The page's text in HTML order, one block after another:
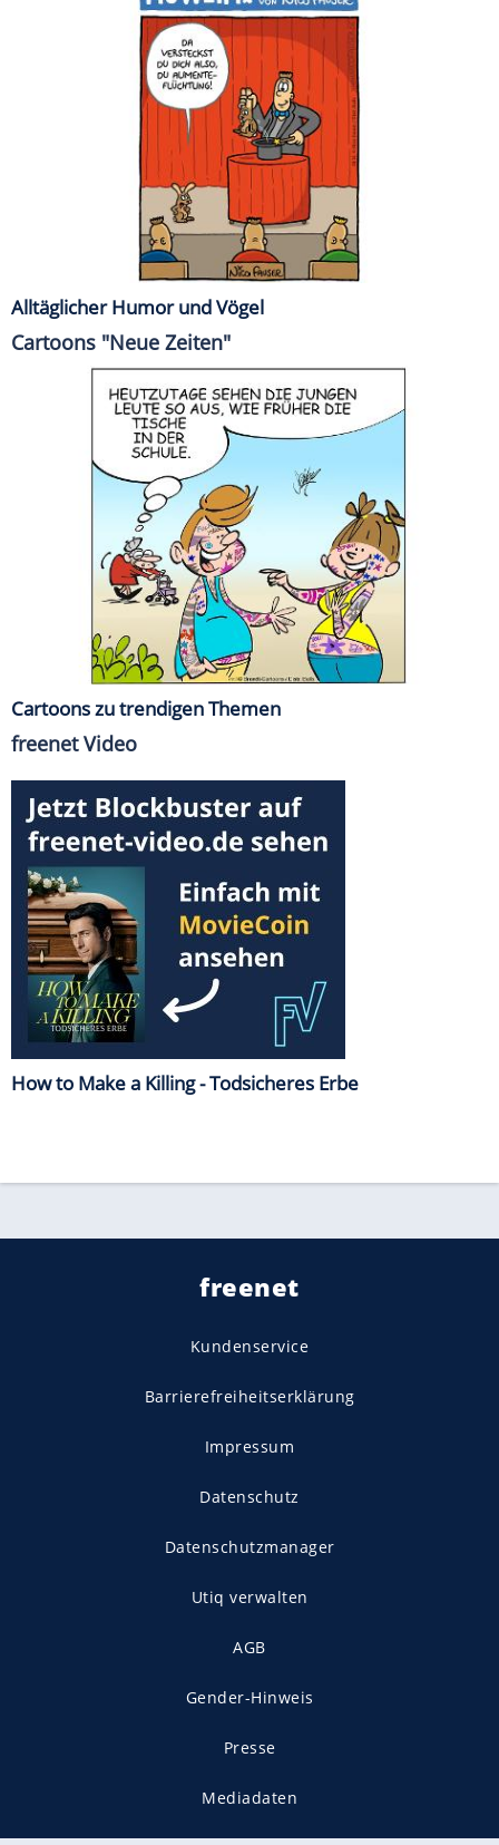
Alltäglicher Humor und Vögel
Cartoons "Neue Zeiten"
Cartoons zu trendigen Themen
freenet Video
How to Make a Killing - Todsicheres Erbe
freenet
Kundenservice
Barrierefreiheitserklärung
Impressum
Datenschutz
Datenschutzmanager
Utiq verwalten
AGB
Gender-Hinweis
Presse
Mediadaten